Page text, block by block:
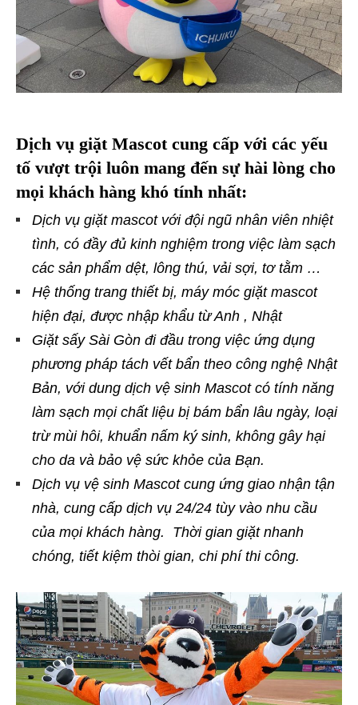
Dịch vụ giặt Mascotcung cấp với các yếu
tố vượt trội luôn mang đến sự hài lòng cho
mọi khách hàng khó tính nhất:
Dịch vụ giặt mascot với đội ngũ nhân viên nhiệt
tình, có đầy đủ kinh nghiệm trong việc làm sạch
các sản phẩm dệt, lông thú, vải sợi, tơ tằm …
Hệ thống trang thiết bị, máy móc giặt mascot
hiện đại, được nhập khẩu từ Anh , Nhật
Giặt sấy Sài Gòn đi đầu trong việc ứng dụng
phương pháp tách vết bẩn theo công nghệ Nhật
Bản, với dung dịch vệ sinh Mascot có tính năng
làm sạch mọi chất liệu bị bám bẩn lâu ngày, loại
trừ mùi hôi, khuẩn nấm ký sinh, không gây hại
cho da và bảo vệ sức khỏe của Bạn.
Dịch vụ vệ sinh Mascot cung ứng giao nhận tận
nhà, cung cấp dịch vụ 24/24 tùy vào nhu cầu
của mọi khách hàng. Thời gian giặt nhanh
chóng, tiết kiệm thòi gian, chi phí thi công.